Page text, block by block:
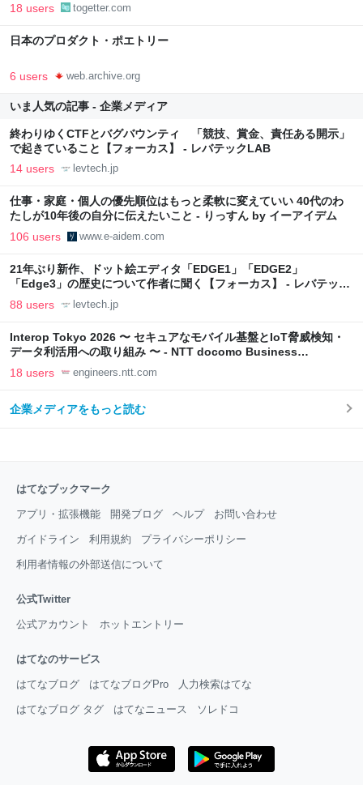
18 users togetter.com
日本のプロダクト・ポエトリー
6 users web.archive.org
いま人気の記事 - 企業メディア
終わりゆくCTFとバグバウンティ 「競技、賞金、責任ある開示」
で起きていること【フォーカス】 - レバテックLAB
14 users levtech.jp
仕事・家庭・個人の優先順位はもっと柔軟に変えていい 40代のわ
たしが10年後の自分に伝えたいこと - りっすん by イーアイデム
106 users www.e-aidem.com
21年ぶり新作、ドット絵エディタ「EDGE1」「EDGE2」
「Edge3」の歴史について作者に聞く【フォーカス】 - レバテック
LAB
88 users levtech.jp
Interop Tokyo 2026 〜 セキュアなモバイル基盤とIoT脅威検知・
データ利活用への取り組み 〜 - NTT docomo Business
Engineers' Blog
18 users engineers.ntt.com
企業メディアをもっと読む
はてなブックマーク
アプリ・拡張機能 開発ブログ ヘルプ お問い合わせ
ガイドライン 利用規約 プライバシーポリシー
利用者情報の外部送信について
公式Twitter
公式アカウント ホットエントリー
はてなのサービス
はてなブログ はてなブログPro 人力検索はてな
はてなブログ タグ はてなニュース ソレドコ